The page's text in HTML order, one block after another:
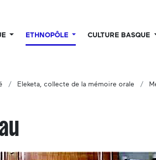
ETHNOPÔLE CULTURE BASQUE
Eleketa, collecte de la mémoire orale